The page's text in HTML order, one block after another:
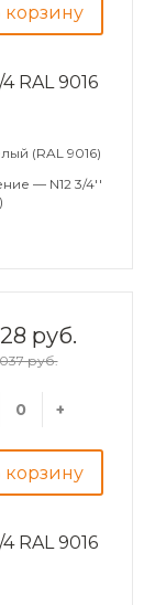
корзину
RAL 9016
(RAL 9016)
— N12 3/4''
руб.
руб.
+
корзину
RAL 9016